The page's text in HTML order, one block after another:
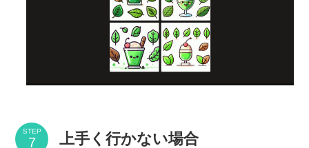
STEP 上手く行かない場合